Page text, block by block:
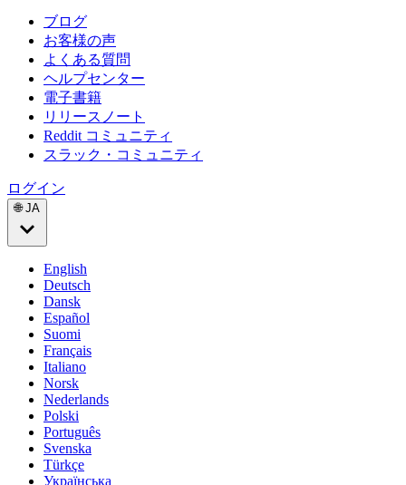
ブログ
お客様の声
よくある質問
ヘルプセンター
電子書籍
リリースノート
Reddit コミュニティ
スラック・コミュニティ
ログイン
🌐 JA
English
Deutsch
Dansk
Español
Suomi
Français
Italiano
Norsk
Nederlands
Polski
Português
Svenska
Türkçe
Українська